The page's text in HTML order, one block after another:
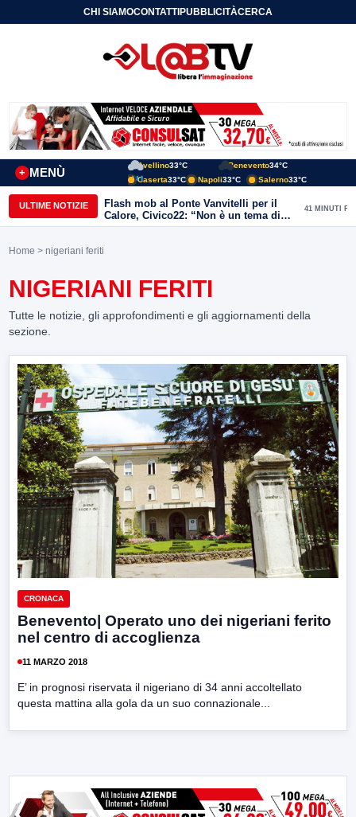
CHI SIAMOCONTATTIPUBBLICITÀCERCA
MENÙ
+
Avellino33°C Benevento34°C
Caserta33°C Napoli33°C Salerno33°C
ULTIME NOTIZIE
Flash mob al Ponte Vanvitelli per il
Calore, Civico22: “Non è un tema di
quartiere, riguarda tutta Benevento”
41 MINUTI FA
Home > nigeriani feriti
NIGERIANI FERITI
Tutte le notizie, gli approfondimenti e gli aggiornamenti della
sezione.
CRONACA
Benevento| Operato uno dei nigeriani ferito
nel centro di accoglienza
11 MARZO 2018
E’ in prognosi riservata il nigeriano di 34 anni accoltellato
questa mattina alla gola da un suo connazionale...